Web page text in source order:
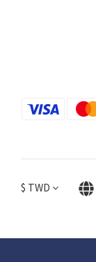
$ TWD